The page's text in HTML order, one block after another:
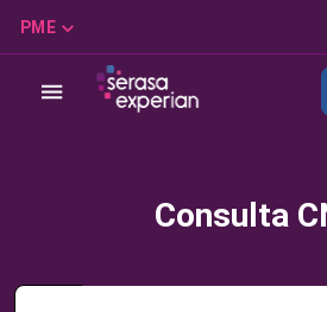
PME
Consulta